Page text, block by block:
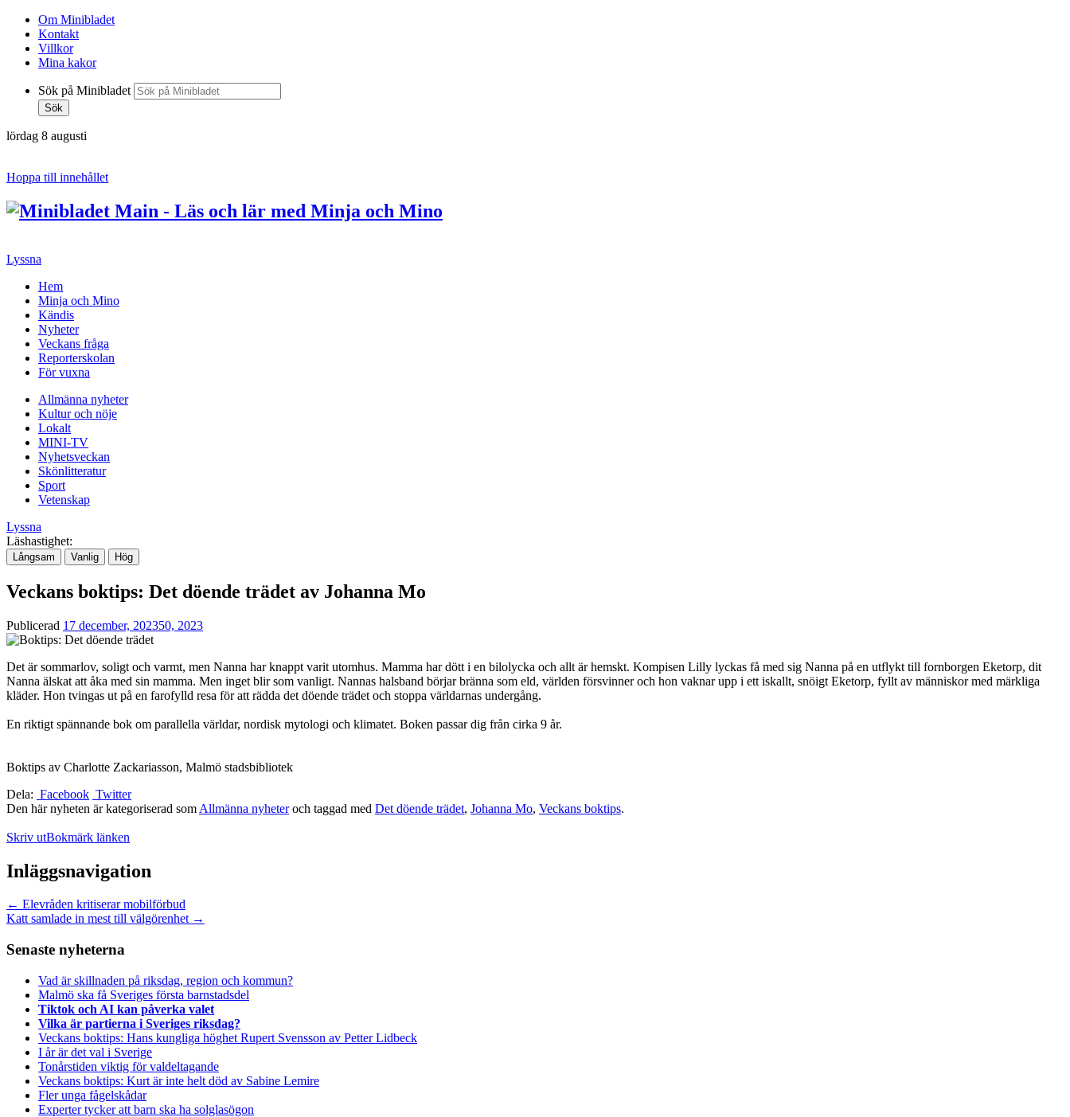
Om Minibladet
Kontakt
Villkor
Mina kakor
Sök på Minibladet
Sök
lördag 8 augusti
Hoppa till innehållet
Lyssna
Hem
Minja och Mino
Kändis
Nyheter
Veckans fråga
Reporterskolan
För vuxna
Allmänna nyheter
Kultur och nöje
Lokalt
MINI-TV
Nyhetsveckan
Skönlitteratur
Sport
Vetenskap
Lyssna
Läshastighet:
Långsam Vanlig Hög
Veckans boktips: Det döende trädet av Johanna Mo
Publicerad 17 december, 202350, 2023
Det är sommarlov, soligt och varmt, men Nanna har knappt varit utomhus. Mamma har dött i en bilolycka och allt är hemskt. Kompisen Lilly lyckas få med sig Nanna på en utflykt till fornborgen Eketorp, dit
Nanna älskat att åka med sin mamma. Men inget blir som vanligt. Nannas halsband börjar bränna som eld, världen försvinner och hon vaknar upp i ett iskallt, snöigt Eketorp, fyllt av människor med märkliga
kläder. Hon tvingas ut på en farofylld resa för att rädda det döende trädet och stoppa världarnas undergång.
En riktigt spännande bok om parallella världar, nordisk mytologi och klimatet. Boken passar dig från cirka 9 år.
Boktips av Charlotte Zackariasson, Malmö stadsbibliotek
Dela: Facebook Twitter
Den här nyheten är kategoriserad som Allmänna nyheteroch taggad med Det döende trädet, Johanna Mo, Veckans boktips.
Skriv utBokmärk länken
Inläggsnavigation
← Elevråden kritiserar mobilförbud
Katt samlade in mest till välgörenhet →
Senaste nyheterna
Vad är skillnaden på riksdag, region och kommun?
Malmö ska få Sveriges första barnstadsdel
Tiktok och AI kan påverka valet
Vilka är partierna i Sveriges riksdag?
Veckans boktips: Hans kungliga höghet Rupert Svensson av Petter Lidbeck
I år är det val i Sverige
Tonårstiden viktig för valdeltagande
Veckans boktips: Kurt är inte helt död av Sabine Lemire
Fler unga fågelskådar
Experter tycker att barn ska ha solglasögon